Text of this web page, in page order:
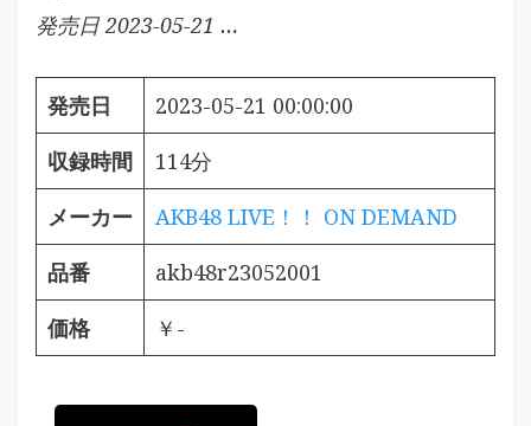
発売日 2023-05-21 …
発売日
2023-05-21 00:00:00
収録時間
114分
メーカー
AKB48 LIVE！！ ON DEMAND
品番
akb48r23052001
価格
￥-